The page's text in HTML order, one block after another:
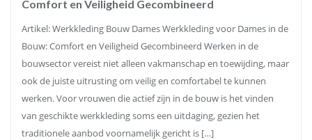
Comfort en Veiligheid Gecombineerd
Artikel: Werkkleding Bouw Dames Werkkleding voor Dames in de
Bouw: Comfort en Veiligheid Gecombineerd Werken in de
bouwsector vereist niet alleen vakmanschap en toewijding, maar
ook de juiste uitrusting om veilig en comfortabel te kunnen
werken. Voor vrouwen die actief zijn in de bouw is het vinden
van geschikte werkkleding soms een uitdaging, gezien het
traditionele aanbod voornamelijk gericht is […]